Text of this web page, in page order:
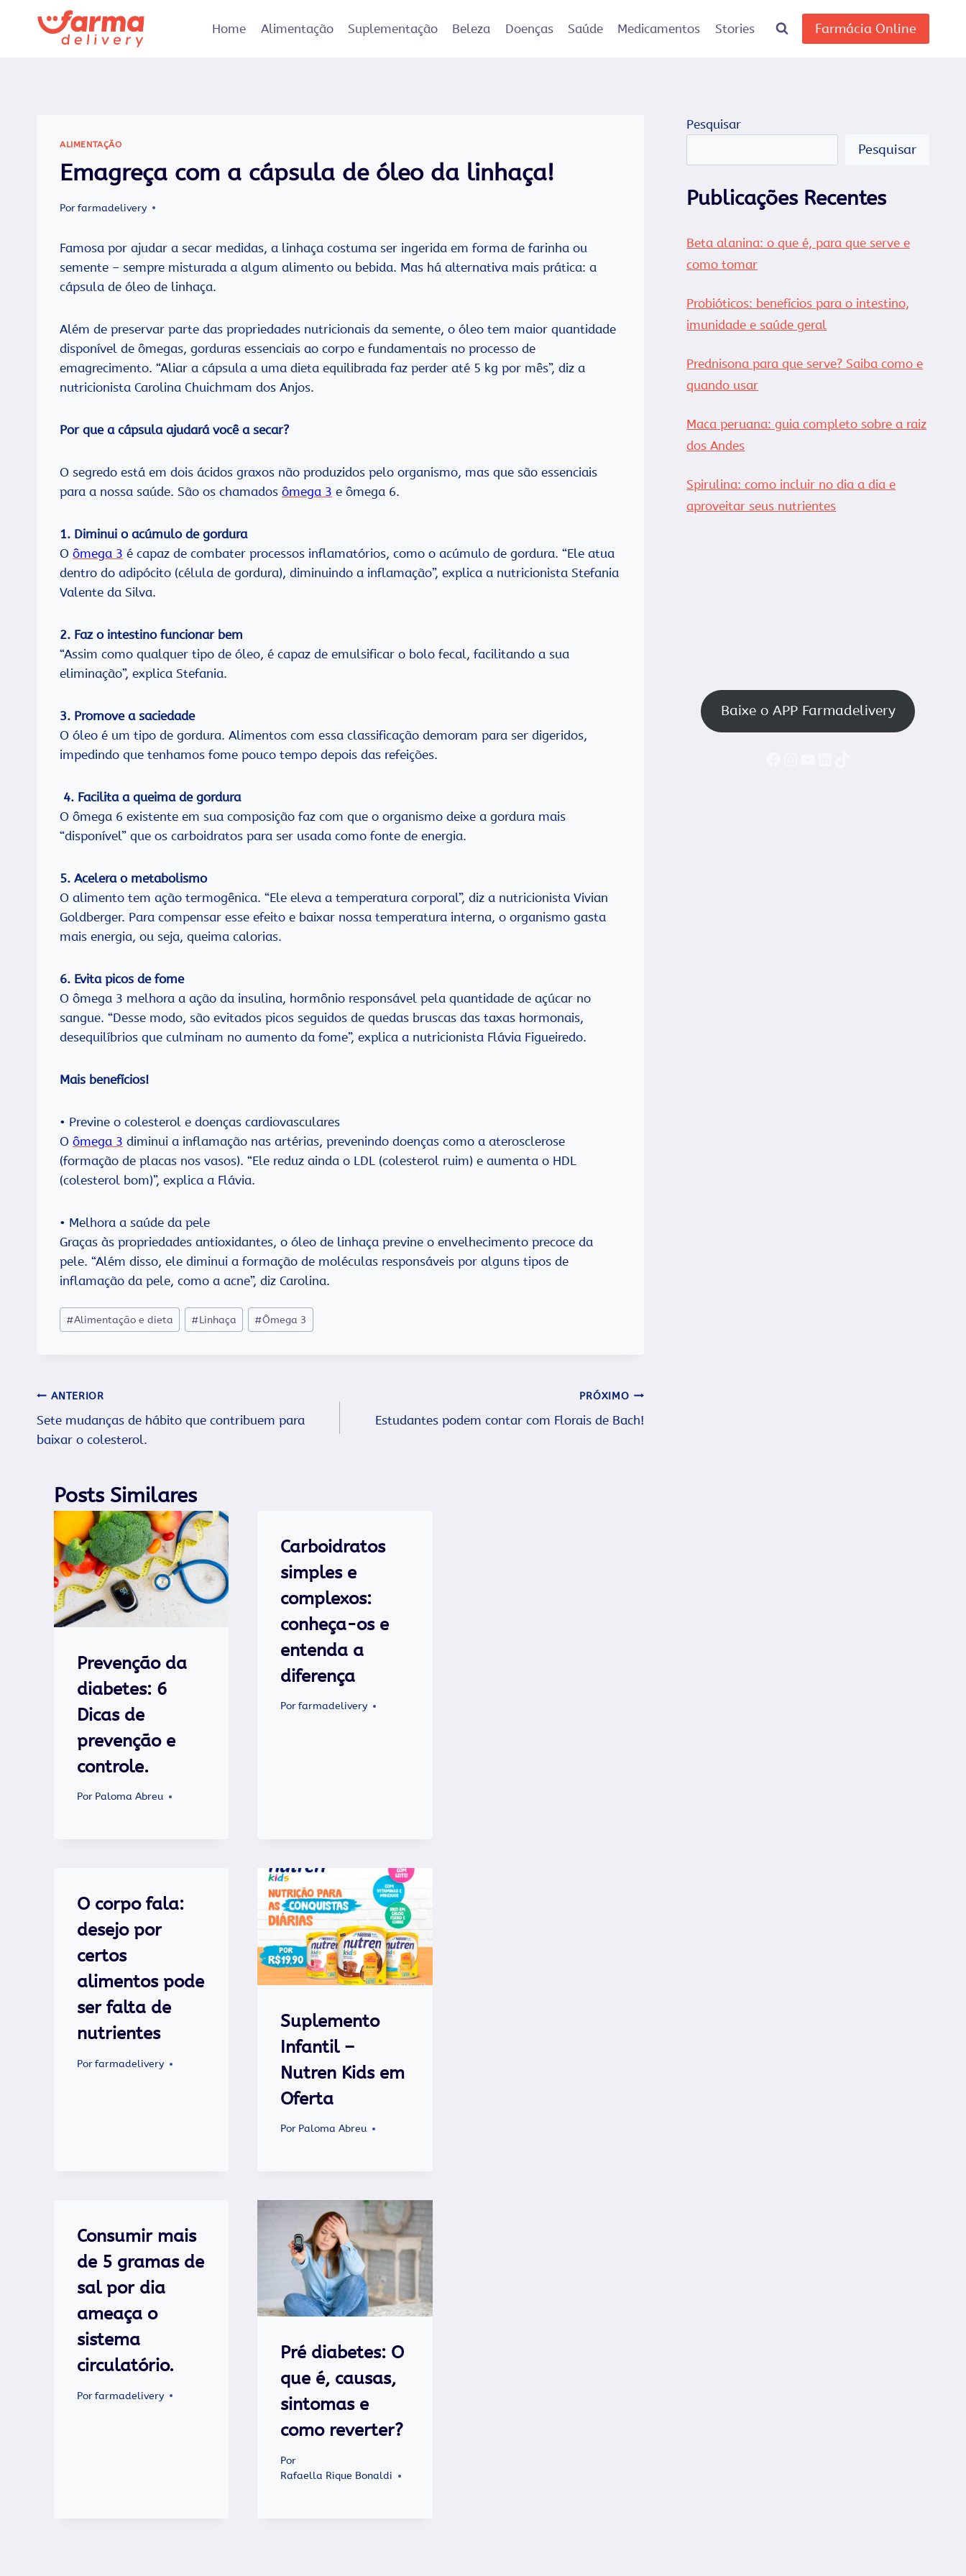
Home Alimentação Suplementação Beleza Doenças Saúde Medicamentos Stories Farmácia Online
ALIMENTAÇÃO
Emagreça com a cápsula de óleo da linhaça!
Porfarmadelivery
Famosa por ajudar a secar medidas, a linhaça costuma ser ingerida em forma de farinha ou
semente – sempre misturada a algum alimento ou bebida. Mas há alternativa mais prática: a
cápsula de óleo de linhaça.
Além de preservar parte das propriedades nutricionais da semente, o óleo tem maior quantidade
disponível de ômegas, gorduras essenciais ao corpo e fundamentais no processo de
emagrecimento. “Aliar a cápsula a uma dieta equilibrada faz perder até 5 kg por mês”, diz a
nutricionista Carolina Chuichmam dos Anjos.
Por que a cápsula ajudará você a secar?
O segredo está em dois ácidos graxos não produzidos pelo organismo, mas que são essenciais
para a nossa saúde. São os chamados ômega 3 e ômega 6.
1. Diminui o acúmulo de gordura
O ômega 3 é capaz de combater processos inflamatórios, como o acúmulo de gordura. “Ele atua
dentro do adipócito (célula de gordura), diminuindo a inflamação”, explica a nutricionista Stefania
Valente da Silva.
2. Faz o intestino funcionar bem
“Assim como qualquer tipo de óleo, é capaz de emulsificar o bolo fecal, facilitando a sua
eliminação”, explica Stefania.
3. Promove a saciedade
O óleo é um tipo de gordura. Alimentos com essa classificação demoram para ser digeridos,
impedindo que tenhamos fome pouco tempo depois das refeições.
4. Facilita a queima de gordura
O ômega 6 existente em sua composição faz com que o organismo deixe a gordura mais
“disponível” que os carboidratos para ser usada como fonte de energia.
5. Acelera o metabolismo
O alimento tem ação termogênica. “Ele eleva a temperatura corporal”, diz a nutricionista Vivian
Goldberger. Para compensar esse efeito e baixar nossa temperatura interna, o organismo gasta
mais energia, ou seja, queima calorias.
6. Evita picos de fome
O ômega 3 melhora a ação da insulina, hormônio responsável pela quantidade de açúcar no
sangue. “Desse modo, são evitados picos seguidos de quedas bruscas das taxas hormonais,
desequilíbrios que culminam no aumento da fome”, explica a nutricionista Flávia Figueiredo.
Mais benefícios!
• Previne o colesterol e doenças cardiovasculares
O ômega 3 diminui a inflamação nas artérias, prevenindo doenças como a aterosclerose
(formação de placas nos vasos). “Ele reduz ainda o LDL (colesterol ruim) e aumenta o HDL
(colesterol bom)”, explica a Flávia.
• Melhora a saúde da pele
Graças às propriedades antioxidantes, o óleo de linhaça previne o envelhecimento precoce da
pele. “Além disso, ele diminui a formação de moléculas responsáveis por alguns tipos de
inflamação da pele, como a acne”, diz Carolina.
Tags
do
#Alimentação e dieta #Linhaça #Ômega 3
Navegação
de
ANTERIOR
Sete mudanças de hábito que contribuem para
baixar o colesterol.
PRÓXIMO
Estudantes podem contar com Florais de Bach!
Posts Similares
Prevenção da
diabetes: 6
Dicas de
prevenção e
controle.
Por Paloma Abreu
Carboidratos
simples e
complexos:
conheça-os e
entenda a
diferença
Por farmadelivery
O corpo fala:
desejo por
certos
alimentos pode
ser falta de
nutrientes
Porfarmadelivery
Suplemento
Infantil –
Nutren Kids em
Oferta
Por Paloma Abreu
Consumir mais
de 5 gramas de
sal por dia
ameaça o
sistema
circulatório.
Porfarmadelivery
Pré diabetes: O
que é, causas,
sintomas e
como reverter?
Por
Rafaella Rique Bonaldi
Pesquisar
Pesquisar
Publicações Recentes
Beta alanina: o que é, para que serve e
como tomar
Probióticos: benefícios para o intestino,
imunidade e saúde geral
Prednisona para que serve? Saiba como e
quando usar
Maca peruana: guia completo sobre a raiz
dos Andes
Spirulina: como incluir no dia a dia e
aproveitar seus nutrientes
Baixe o APP Farmadelivery